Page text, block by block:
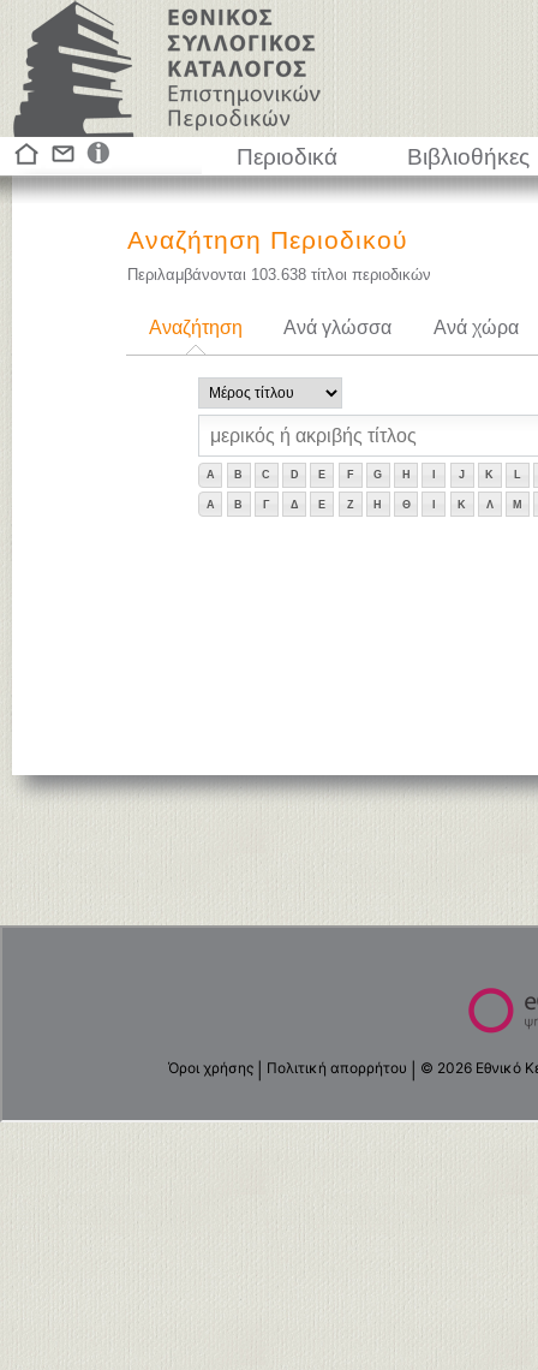
Περιοδικά Βιβλιοθήκες
Αναζήτηση Περιοδικού
Περιλαμβάνονται 103.638 τίτλοι περιοδικών
Αναζήτηση Ανά γλώσσα Ανά χώρα
A B C D E F G H J K L
Α Β Γ Δ Ε Ζ Η Θ Κ Λ Μ